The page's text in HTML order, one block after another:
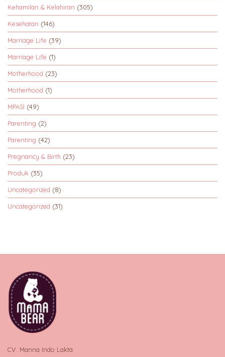
Kehamilan & Kelahiran (305)
Kesehatan (146)
Marriage Life (39)
Marriage Life (1)
Motherhood (23)
Motherhood (1)
MPASI (49)
Parenting (2)
Parenting (42)
Pregnancy & Birth (23)
Produk (35)
Uncategorized (8)
Uncategorized (31)
CV. Manna Indo Lakta